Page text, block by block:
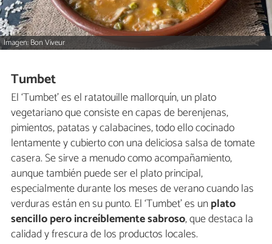
Imagen: Bon Viveur
Tumbet
El ‘Tumbet’ es el ratatouille mallorquín, un plato
vegetariano que consiste en capas de berenjenas,
pimientos, patatas y calabacines, todo ello cocinado
lentamente y cubierto con una deliciosa salsa de tomate
casera. Se sirve a menudo como acompañamiento,
aunque también puede ser el plato principal,
especialmente durante los meses de verano cuando las
verduras están en su punto. El ‘Tumbet’ es unplato
sencillo pero increíblemente sabroso, que destaca la
calidad y frescura de los productos locales.